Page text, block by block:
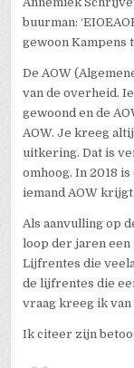
buurman:
gewoon Kampens
De AOW
van de overheid.
gewoond en de
AOW. Je kreeg
uitkering. Dat is
omhoog. In 2018
iemand AOW
Als aanvulling op
loop der jaren
Lijfrentes die
de lijfrentes die
vraag kreeg ik
Ik citeer zijn